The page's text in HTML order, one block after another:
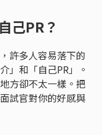
己PR？
許多人容易落下的
」和「自己PR」。
方卻不太一樣。把
試官對你的好感與